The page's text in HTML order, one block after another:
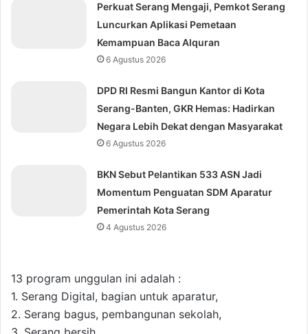
Perkuat Serang Mengaji, Pemkot Serang
Luncurkan Aplikasi Pemetaan
Kemampuan Baca Alquran
6 Agustus 2026
DPD RI Resmi Bangun Kantor di Kota
Serang-Banten, GKR Hemas: Hadirkan
Negara Lebih Dekat dengan Masyarakat
6 Agustus 2026
BKN Sebut Pelantikan 533 ASN Jadi
Momentum Penguatan SDM Aparatur
Pemerintah Kota Serang
4 Agustus 2026
13 program unggulan ini adalah :
1. Serang Digital, bagian untuk aparatur,
2. Serang bagus, pembangunan sekolah,